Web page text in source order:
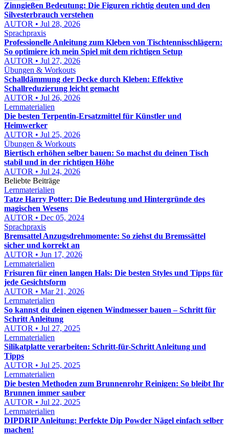
Zinngießen Bedeutung: Die Figuren richtig deuten und den
Silvesterbrauch verstehen
AUTOR • Jul 28, 2026
Sprachpraxis
Professionelle Anleitung zum Kleben von Tischtennisschlägern:
So optimiere ich mein Spiel mit dem richtigen Setup
AUTOR • Jul 27, 2026
Übungen & Workouts
Schalldämmung der Decke durch Kleben: Effektive
Schallreduzierung leicht gemacht
AUTOR • Jul 26, 2026
Lernmaterialien
Die besten Terpentin-Ersatzmittel für Künstler und
Heimwerker
AUTOR • Jul 25, 2026
Übungen & Workouts
Biertisch erhöhen selber bauen: So machst du deinen Tisch
stabil und in der richtigen Höhe
AUTOR • Jul 24, 2026
Beliebte Beiträge
Lernmaterialien
Tatze Harry Potter: Die Bedeutung und Hintergründe des
magischen Wesens
AUTOR • Dec 05, 2024
Sprachpraxis
Bremsattel Anzugsdrehmomente: So ziehst du Bremssättel
sicher und korrekt an
AUTOR • Jun 17, 2026
Lernmaterialien
Frisuren für einen langen Hals: Die besten Styles und Tipps für
jede Gesichtsform
AUTOR • Mar 21, 2026
Lernmaterialien
So kannst du deinen eigenen Windmesser bauen – Schritt für
Schritt Anleitung
AUTOR • Jul 27, 2025
Lernmaterialien
Silikatplatte verarbeiten: Schritt-für-Schritt Anleitung und
Tipps
AUTOR • Jul 25, 2025
Lernmaterialien
Die besten Methoden zum Brunnenrohr Reinigen: So bleibt Ihr
Brunnen immer sauber
AUTOR • Jul 22, 2025
Lernmaterialien
DIPDRIP Anleitung: Perfekte Dip Powder Nägel einfach selber
machen!